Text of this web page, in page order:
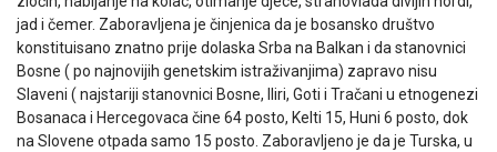
jad i čemer. Zaboravljena je činjenica da je bosansko društvo
konstituisano znatno prije dolaska Srba na Balkan i da stanovnici
Bosne ( po najnovijih genetskim istraživanjima) zapravo nisu
Slaveni ( najstariji stanovnici Bosne, Iliri, Goti i Tračani u etnogenezi
Bosanaca i Hercegovaca čine 64 posto, Kelti 15, Huni 6 posto, dok
na Slovene otpada samo 15 posto. Zaboravljeno je da je Turska, u